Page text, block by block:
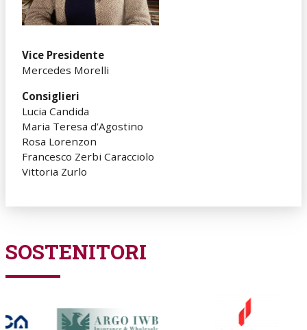
Vice Presidente
Mercedes Morelli
Consiglieri
Lucia Candida
Maria Teresa d’Agostino
Rosa Lorenzon
Francesco Zerbi Caracciolo
Vittoria Zurlo
SOSTENITORI